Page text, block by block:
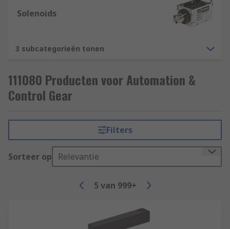
Solenoids
3 subcategorieën tonen
111080 Producten voor Automation &
Control Gear
Filters
Sorteer op Relevantie
5 van 999+